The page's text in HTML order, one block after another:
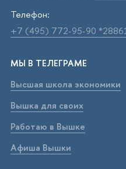
Телефон:
+7 (495) 772-95-90
МЫ В ТЕЛЕГРАМЕ
Высшая школа экономики
Вышка для своих
Работаю в Вышке
Афиша Вышки